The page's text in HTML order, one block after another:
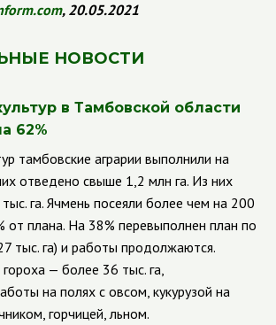
.com, 20.05.2021
НОВОСТИ
в Тамбовской области
62%
тамбовские аграрии выполнили на
отведено свыше 1,2 млн га. Из них
га. Ячмень посеяли более чем на 200
от плана. На 38% перевыполнен план по
тыс. га) и работы продолжаются.
— более 36 тыс. га,
на полях с овсом, кукурузой на
горчицей, льном.